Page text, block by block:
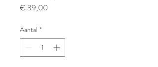
€ 39,00
Aantal *